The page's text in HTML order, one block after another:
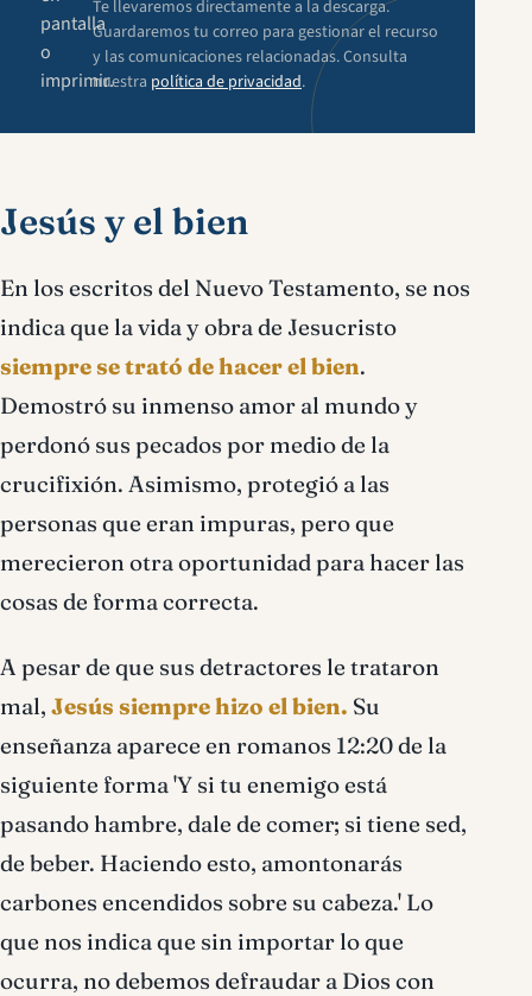
pantalla
o
imprimir.
Te llevaremos directamente a la descarga.
Guardaremos tu correo para gestionar el recurso
y las comunicaciones relacionadas. Consulta
nuestra política de privacidad.
Jesús y el bien
En los escritos del Nuevo Testamento, se nos
indica que la vida y obra de Jesucristo
siempre se trató de hacer el bien.
Demostró su inmenso amor al mundo y
perdonó sus pecados por medio de la
crucifixión. Asimismo, protegió a las
personas que eran impuras, pero que
merecieron otra oportunidad para hacer las
cosas de forma correcta.
A pesar de que sus detractores le trataron
mal, Jesús siempre hizo el bien. Su
enseñanza aparece en romanos 12:20 de la
siguiente forma 'Y si tu enemigo está
pasando hambre, dale de comer; si tiene sed,
de beber. Haciendo esto, amontonarás
carbones encendidos sobre su cabeza.' Lo
que nos indica que sin importar lo que
ocurra, no debemos defraudar a Dios con